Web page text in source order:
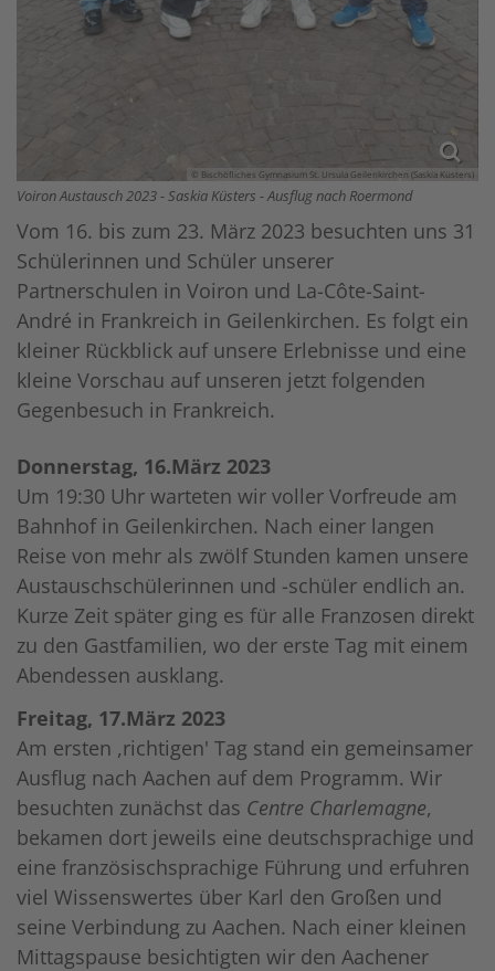
© Bischöfliches Gymnasium St. Ursula Geilenkirchen (Saskia Küsters)
Voiron Austausch 2023 - Saskia Küsters - Ausflug nach Roermond
Vom 16. bis zum 23. März 2023 besuchten uns 31
Schülerinnen und Schüler unserer
Partnerschulen in Voiron und La-Côte-Saint-
André in Frankreich in Geilenkirchen. Es folgt ein
kleiner Rückblick auf unsere Erlebnisse und eine
kleine Vorschau auf unseren jetzt folgenden
Gegenbesuch in Frankreich.
Donnerstag, 16.März 2023
Um 19:30 Uhr warteten wir voller Vorfreude am
Bahnhof in Geilenkirchen. Nach einer langen
Reise von mehr als zwölf Stunden kamen unsere
Austauschschülerinnen und -schüler endlich an.
Kurze Zeit später ging es für alle Franzosen direkt
zu den Gastfamilien, wo der erste Tag mit einem
Abendessen ausklang.
Freitag, 17.März 2023
Am ersten ,richtigen' Tag stand ein gemeinsamer
Ausflug nach Aachen auf dem Programm. Wir
besuchten zunächst das Centre Charlemagne,
bekamen dort jeweils eine deutschsprachige und
eine französischsprachige Führung und erfuhren
viel Wissenswertes über Karl den Großen und
seine Verbindung zu Aachen. Nach einer kleinen
Mittagspause besichtigten wir den Aachener